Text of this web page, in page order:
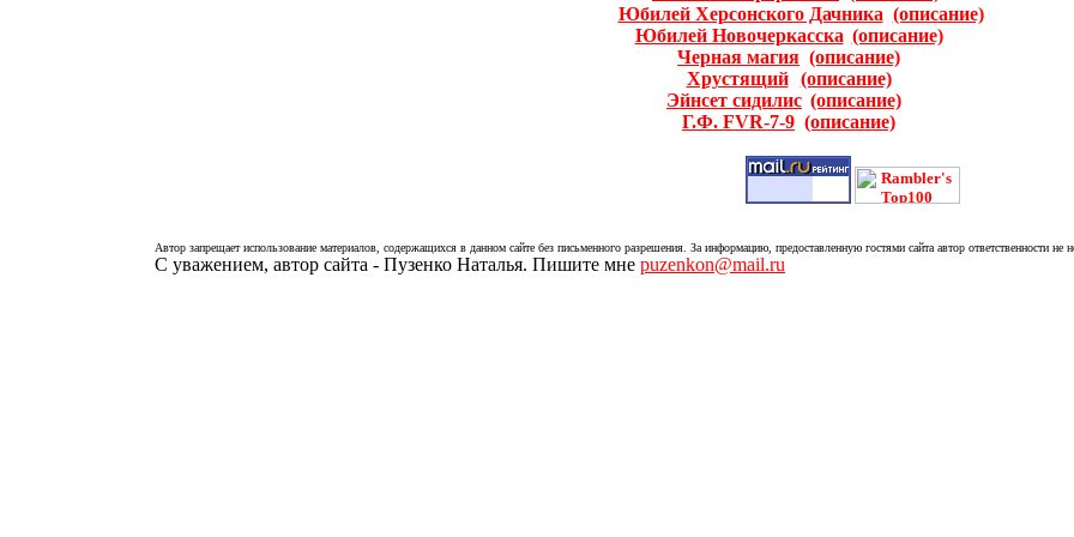
Юбилей Херсонского Дачника (описание)
Юбилей Новочеркасска (описание)
Черная магия (описание)
Хрустящий
(описание)
Эйнсет сидилис (описание)
Г.Ф. FVR-7-9 (описание)
Автор запрещает использование материалов, содержащихся в данном сайте без письменного разрешения. За информацию, предоставленную гостями сайта автор ответственности не
С уважением, автор сайта - Пузенко Наталья. Пишите мне puzenkon@mail.ru